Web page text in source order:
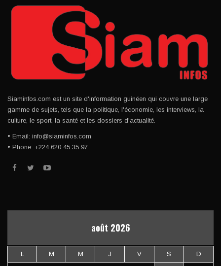
Siaminfos.com est un site d'information guinéen qui couvre une large
gamme de sujets, tels que la politique, l'économie, les interviews, la
culture, le sport, la santé et les dossiers d'actualité.
• Email: info@siaminfos.com
• Phone: +224 620 45 35 97
août 2026
L M M J V S D